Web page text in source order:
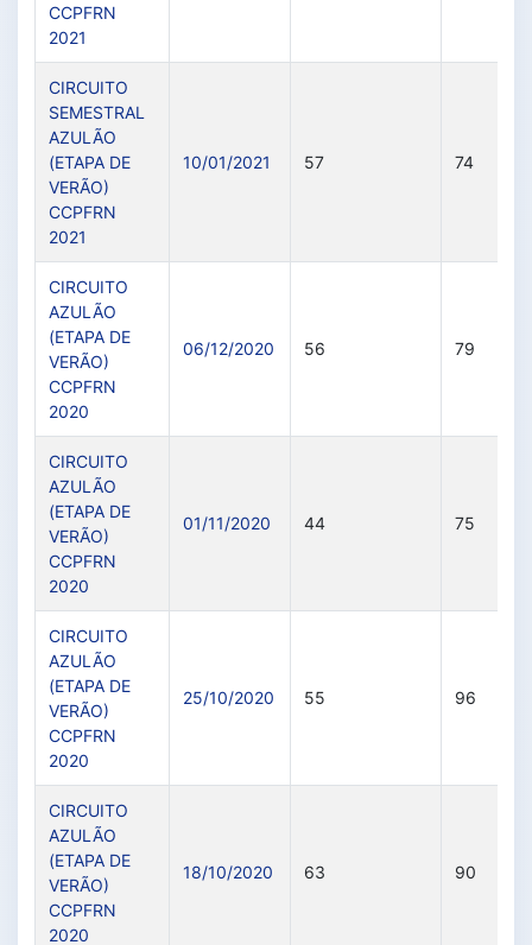
CCPFRN
2021
CIRCUITO
SEMESTRAL
AZULÃO
(ETAPA DE
VERÃO)
CCPFRN
2021
10/01/2021 57 74
CIRCUITO
AZULÃO
(ETAPA DE
VERÃO)
CCPFRN
2020
06/12/2020 56 79
CIRCUITO
AZULÃO
(ETAPA DE
VERÃO)
CCPFRN
2020
01/11/2020 44 75
CIRCUITO
AZULÃO
(ETAPA DE
VERÃO)
CCPFRN
2020
25/10/2020 55 96
CIRCUITO
AZULÃO
(ETAPA DE
VERÃO)
CCPFRN
2020
18/10/2020 63 90